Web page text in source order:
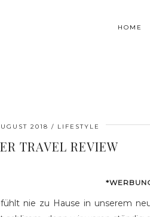
HOME
2018 LIFESTYLE
TRAVEL REVIEW
nie zu Hause in unserem